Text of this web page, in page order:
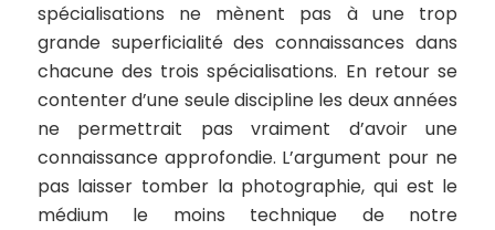
spécialisations ne mènent pas à une trop
grande superficialité des connaissances dans
chacune des trois spécialisations. En retour se
contenter d’une seule discipline les deux années
ne permettrait pas vraiment d’avoir une
connaissance approfondie. L’argument pour ne
pas laisser tomber la photographie, qui est le
médium le moins technique de notre